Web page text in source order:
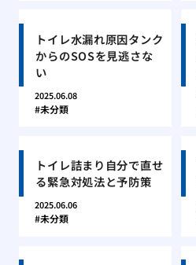
トイレ水漏れ原因タンク
からのSOSを見逃さな
い
2025.06.08
未分類
トイレ詰まり自分で直せ
る緊急対処法と予防策
2025.06.06
未分類